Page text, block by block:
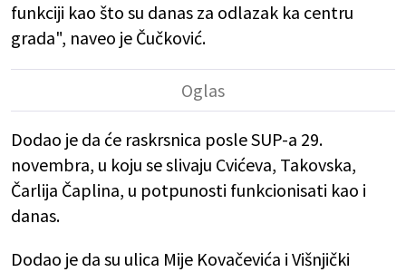
funkciji kao što su danas za odlazak ka centru
grada", naveo je Čučković.
Dodao je da će raskrsnica posle SUP-a 29.
novembra, u koju se slivaju Cvićeva, Takovska,
Čarlija Čaplina, u potpunosti funkcionisati kao i
danas.
Dodao je da su ulica Mije Kovačevića i Višnjički